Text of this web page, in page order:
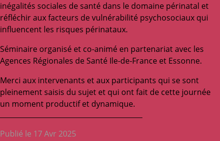
inégalités sociales de santé dans le domaine périnatal et
réfléchir aux facteurs de vulnérabilité psychosociaux qui
influencent les risques périnataux.
Séminaire organisé et co-animé en partenariat avec les
Agences Régionales de Santé Ile-de-France et Essonne.
Merci aux intervenants et aux participants qui se sont
pleinement saisis du sujet et qui ont fait de cette journée
un moment productif et dynamique.
Publié le 17 Avr 2025